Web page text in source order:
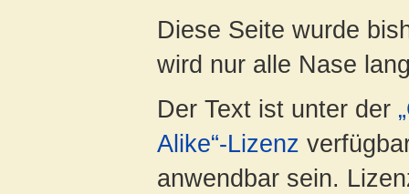
Diese Seite wurde
wird nur alle Nase
Der Text ist unter der
Alike“-Lizenz
anwendbar sein.